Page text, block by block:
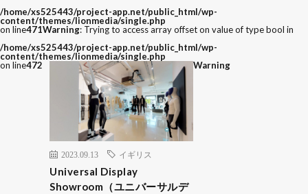
/home/xs525443/project-app.net/public_html/wp-
content/themes/lionmedia/single.php
on line471Warning: Trying to access array offset on value of type bool in
/home/xs525443/project-app.net/public_html/wp-
content/themes/lionmedia/single.php
on line472
2023.09.13 イギリス
Universal Display
Showroom（ユニバーサルデ
Warning